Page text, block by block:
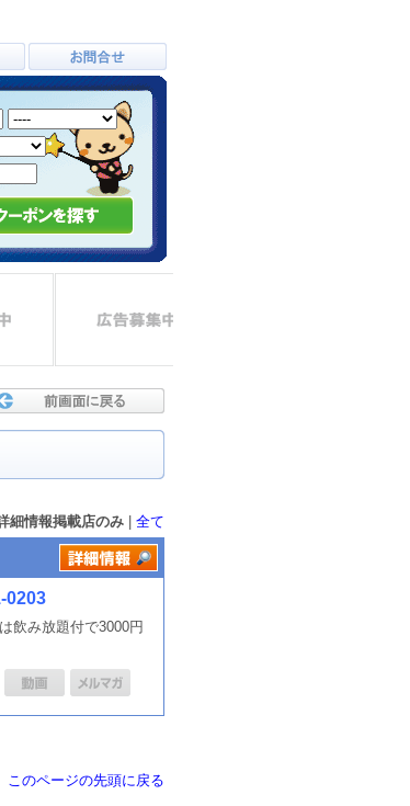
細情報掲載店のみ 全て
0203
飲み放題付で3000円
このページの先頭に戻る